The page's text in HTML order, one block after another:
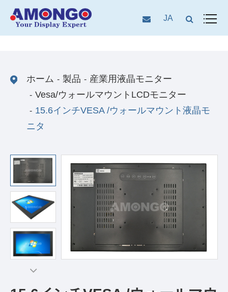
JA
ホーム 製品
産業用液晶モニター
Vesa/ウォールマウントLCDモニター
15.6インチVESA /ウォールマウント液晶モ
ニタ